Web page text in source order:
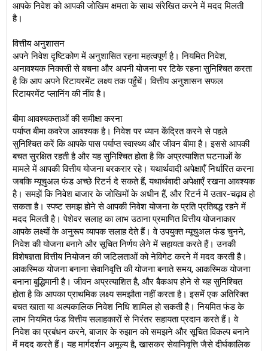
आपके निवेश को आपकी जोखिम क्षमता के साथ संरेखित करने में मदद मिलती
है।
वित्तीय अनुशासन
अपने निवेश दृष्टिकोण में अनुशासित रहना महत्वपूर्ण है। नियमित निवेश,
अनावश्यक निकासी से बचना और अपनी योजना पर टिके रहना सुनिश्चित करता
है कि आप अपने रिटायरमेंट लक्ष्य तक पहुँचें। वित्तीय अनुशासन सफल
रिटायरमेंट प्लानिंग की नींव है।
बीमा आवश्यकताओं की समीक्षा करना
पर्याप्त बीमा कवरेज आवश्यक है। निवेश पर ध्यान केंद्रित करने से पहले
सुनिश्चित करें कि आपके पास पर्याप्त स्वास्थ्य और जीवन बीमा है। इससे आपकी
बचत सुरक्षित रहती है और यह सुनिश्चित होता है कि अप्रत्याशित घटनाओं के
मामले में आपकी वित्तीय योजना बरकरार रहे। यथार्थवादी अपेक्षाएँ निर्धारित करना
जबकि म्यूचुअल फंड अच्छे रिटर्न दे सकते हैं, यथार्थवादी अपेक्षाएँ रखना आवश्यक
है। समझें कि निवेश बाजार के जोखिमों के अधीन हैं, और रिटर्न में उतार-चढ़ाव हो
सकता है। स्पष्ट समझ होने से आपकी निवेश योजना के प्रति प्रतिबद्ध रहने में
मदद मिलती है। पेशेवर सलाह का लाभ उठाना प्रमाणित वित्तीय योजनाकार
आपके लक्ष्यों के अनुरूप व्यापक सलाह देते हैं। वे उपयुक्त म्यूचुअल फंड चुनने,
निवेश की योजना बनाने और सूचित निर्णय लेने में सहायता करते हैं। उनकी
विशेषज्ञता वित्तीय नियोजन की जटिलताओं को नेविगेट करने में मदद करती है।
आकस्मिक योजना बनाना सेवानिवृत्ति की योजना बनाते समय, आकस्मिक योजना
बनाना बुद्धिमानी है। जीवन अप्रत्याशित है, और बैकअप होने से यह सुनिश्चित
होता है कि आपका प्राथमिक लक्ष्य समझौता नहीं करता है। इसमें एक अतिरिक्त
बचत खाता या अल्पकालिक निवेश निधि शामिल हो सकती है। नियमित फंड के
लाभ नियमित फंड वित्तीय सलाहकारों से निरंतर सहायता प्रदान करते हैं। वे
निवेश का प्रबंधन करने, बाजार के रुझान को समझने और सूचित विकल्प बनाने
में मदद करते हैं। यह मार्गदर्शन अमूल्य है, खासकर सेवानिवृत्ति जैसे दीर्घकालिक